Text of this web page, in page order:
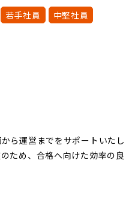
若手社員
中堅社員
ら運営までをサポートいたし
ため、合格へ向けた効率の良